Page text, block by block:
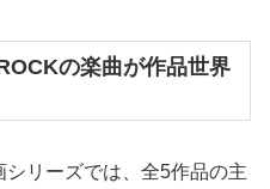
の楽曲が作品世界
リーズでは、全5作品の主